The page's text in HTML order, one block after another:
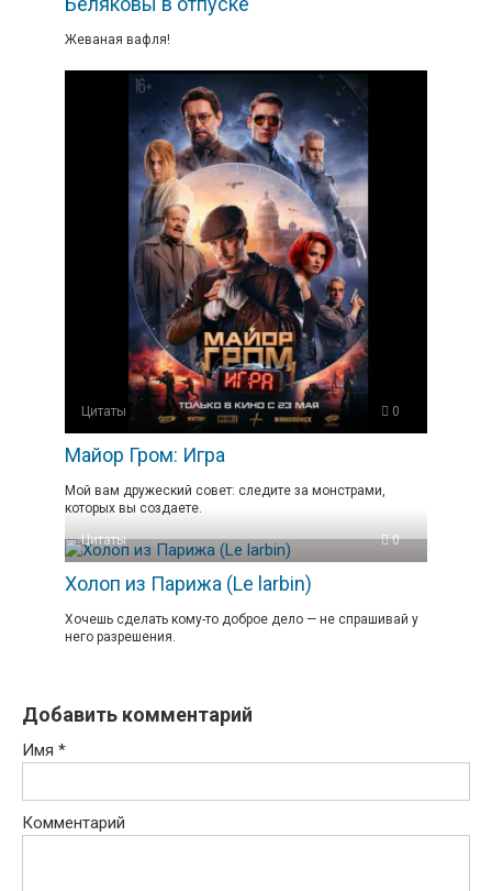
Жеваная вафля!
Цитаты 0
Майор Гром: Игра
Мой вам дружеский совет: следите за монстрами,
которых вы создаете.
Цитаты 0
Холоп из Парижа (Le larbin)
Хочешь сделать кому-то доброе дело — не спрашивай у
него разрешения.
Добавить комментарий
Имя *
Комментарий